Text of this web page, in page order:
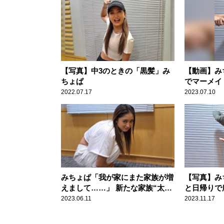
【写真】中3のときの「黒髪」み
ちょぱ
2022.07.17
【動画】
でマーメイ
2023.07.10
みちょぱ「我が家にまた家族が増
えまして……」 新たな家族“太田
さん”を紹介
2023.06.11
【写真】
と日帰り
2023.11.17